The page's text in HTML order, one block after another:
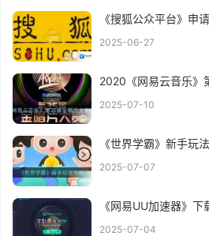
《搜狐公众平台》申
2025-06-27
2020《网易云音乐》
2025-07-10
《世界学霸》新手玩
2025-07-07
《网易UU加速器》下
2025-07-04